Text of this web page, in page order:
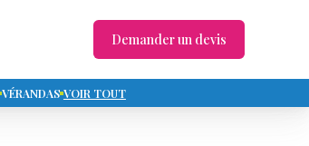
Demander un devis
VÉRANDAS VOIR TOUT